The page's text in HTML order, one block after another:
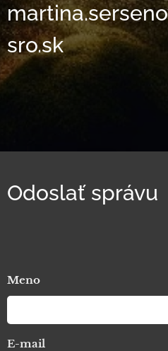
sro.sk
Odoslať správu
Meno
E-mail